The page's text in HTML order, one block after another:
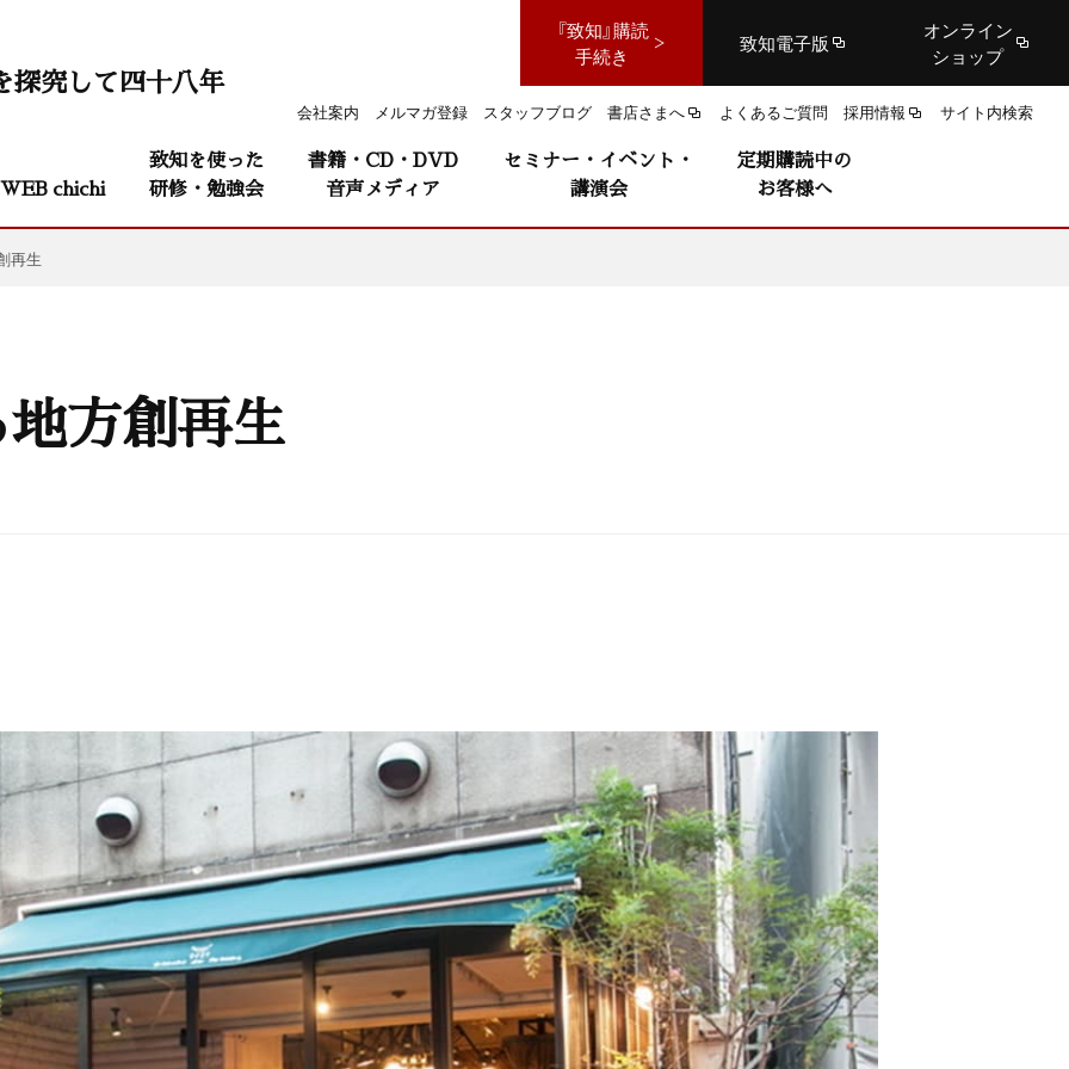
『致知』購読
手続き
致知電子版
オンライン
ショップ
会社案内 メルマガ登録 スタッフブログ 書店さまへ よくあるご質問 採用情報 サイト内検索
探究して四十八年
WEB chichi
致知を使った
研修・勉強会
書籍・CD・DVD
音声メディア
セミナー・イベント・
講演会
定期購読中の
お客様へ
再生
方創再生